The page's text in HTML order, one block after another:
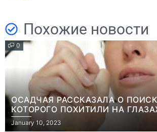
Похожие новости
0
ОСАДЧАЯ РАССКАЗАЛА О
КОТОРОГО ПОХИТИЛИ НА
“ОН ВЕСЬ УДАР ПРИНЯЛ НА СЕБЯ”
January 10, 2023